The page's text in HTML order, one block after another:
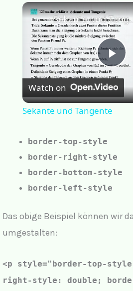
P
l
y
V
i
e
Watch on
Sekante und Tangente
border-top-style
border-right-style
border-bottom-style
border-left-style
Das obige Beispiel können wir
umgestalten:
<p style="border-top-
right-style: double;